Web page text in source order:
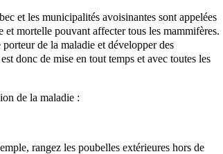
et les municipalités avoisinantes sont appelées
mortelle pouvant affecter tous les mammifères.
de la maladie et développer des
donc de mise en tout temps et avec toutes les
de la maladie :
rangez les poubelles extérieures hors de